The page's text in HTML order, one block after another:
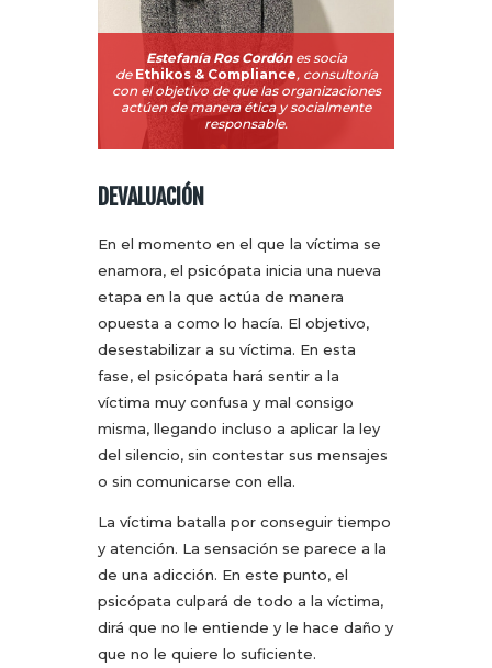
Estefanía Ros Cordónes socia
de Ethikos & Compliance, consultoría
con el objetivo de que las organizaciones
actúen de manera ética y socialmente
responsable.
DEVALUACIÓN
En el momento en el que la víctima se
enamora, el psicópata inicia una nueva
etapa en la que actúa de manera
opuesta a como lo hacía. El objetivo,
desestabilizar a su víctima. En esta
fase, el psicópata hará sentir a la
víctima muy confusa y mal consigo
misma, llegando incluso a aplicar la ley
del silencio, sin contestar sus mensajes
o sin comunicarse con ella.
La víctima batalla por conseguir tiempo
y atención. La sensación se parece a la
de una adicción. En este punto, el
psicópata culpará de todo a la víctima,
dirá que no le entiende y le hace daño y
que no le quiere lo suficiente.